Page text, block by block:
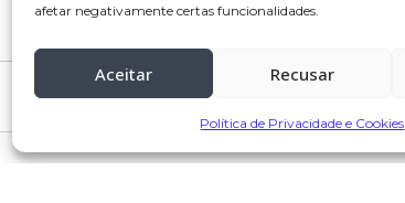
afetar negativamente certas funcionalidades.
Aceitar Recusar
Política de Privacidade e Cookies